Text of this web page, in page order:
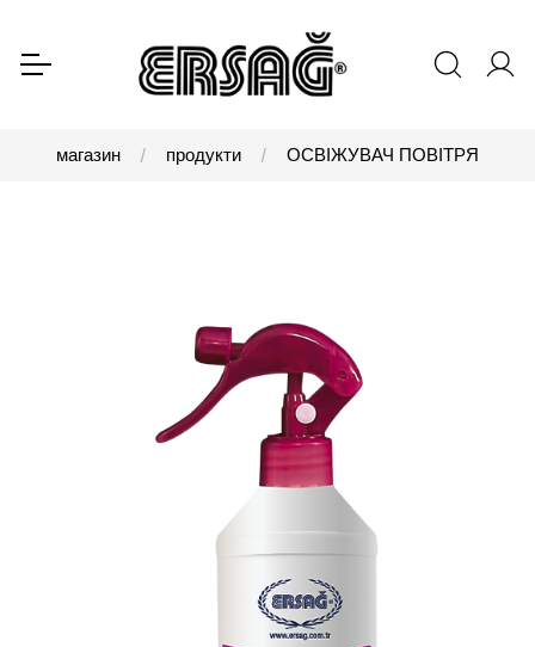
магазин продукти ОСВІЖУВАЧ ПОВІТРЯ